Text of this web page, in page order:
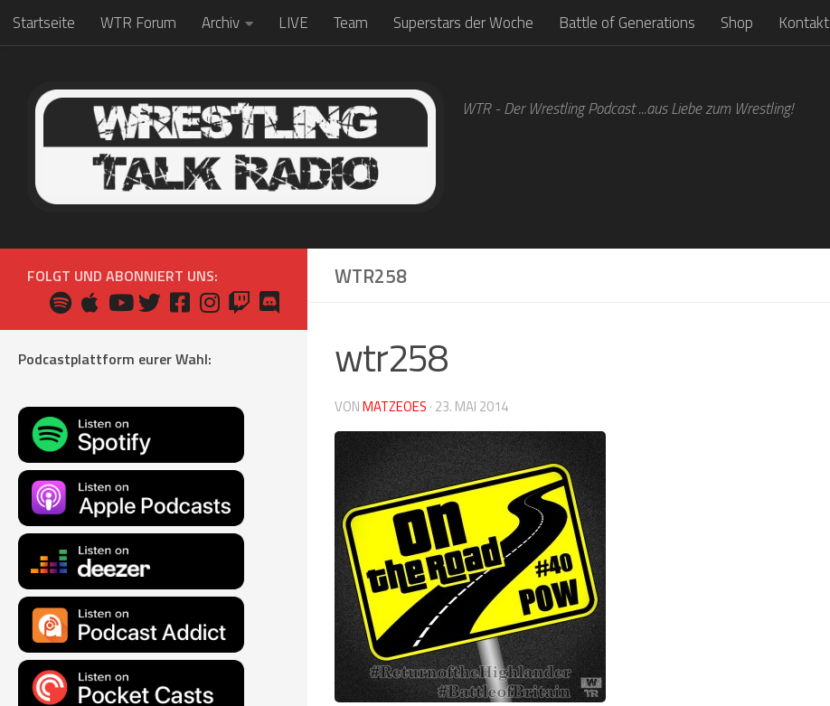
Zum Inhalt springen
Startseite WTR Forum Archiv LIVE Team Superstars der Woche Battle of Generations Shop Kontakt
WTR - Der Wrestling Podcast ...aus Liebe zum Wrestling!
WTR258
wtr258
VONMATZEOES · 23. MAI 2014
FOLGT UND ABONNIERT UNS:
Podcastplattform eurer Wahl: